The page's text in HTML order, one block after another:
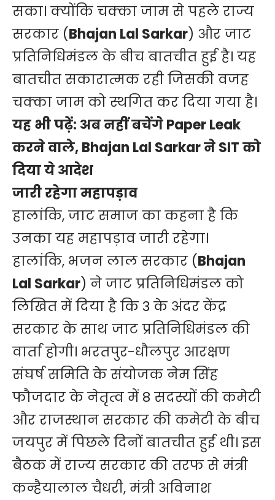
सका। क्योंकि चक्का जाम से पहले राज्य
सरकार (Bhajan Lal Sarkar) और जाट
प्रतिनिधिमंडल के बीच बातचीत हुई है। यह
बातचीत सकारात्मक रही जिसकी वजह
चक्का जाम को स्थगित कर दिया गया है।
यह भी पढ़ें: अब नहीं बचेंगे Paper Leak
करने वाले, Bhajan Lal Sarkar ने SIT को
दिया ये आदेश
जारी रहेगा महापड़ाव
हालांकि, जाट समाज का कहना है कि
उनका यह महापड़ाव जारी रहेगा।
हालांकि, भजन लाल सरकार (Bhajan
Lal Sarkar) ने जाट प्रतिनिधिमंडल को
लिखित में दिया है कि 3 के अंदर केंद्र
सरकार के साथ जाट प्रतिनिधिमंडल की
वार्ता होगी। भरतपुर-धौलपुर आरक्षण
संघर्ष समिति के संयोजक नेम सिंह
फौजदार के नेतृत्व में 8 सदस्यों की कमेटी
और राजस्थान सरकार की कमेटी के बीच
जयपुर में पिछले दिनों बातचीत हुई थी। इस
बैठक में राज्य सरकार की तरफ से मंत्री
कन्हैयालाल चैधरी, मंत्री अविनाश